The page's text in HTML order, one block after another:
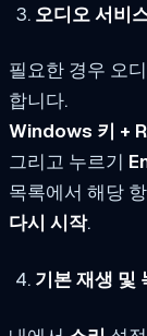
오디오 서비
필요한 경우 오
합니다.
Windows 키 + R
그리고 누르기
목록에서 해당
다시 시작.
기본 재생 및